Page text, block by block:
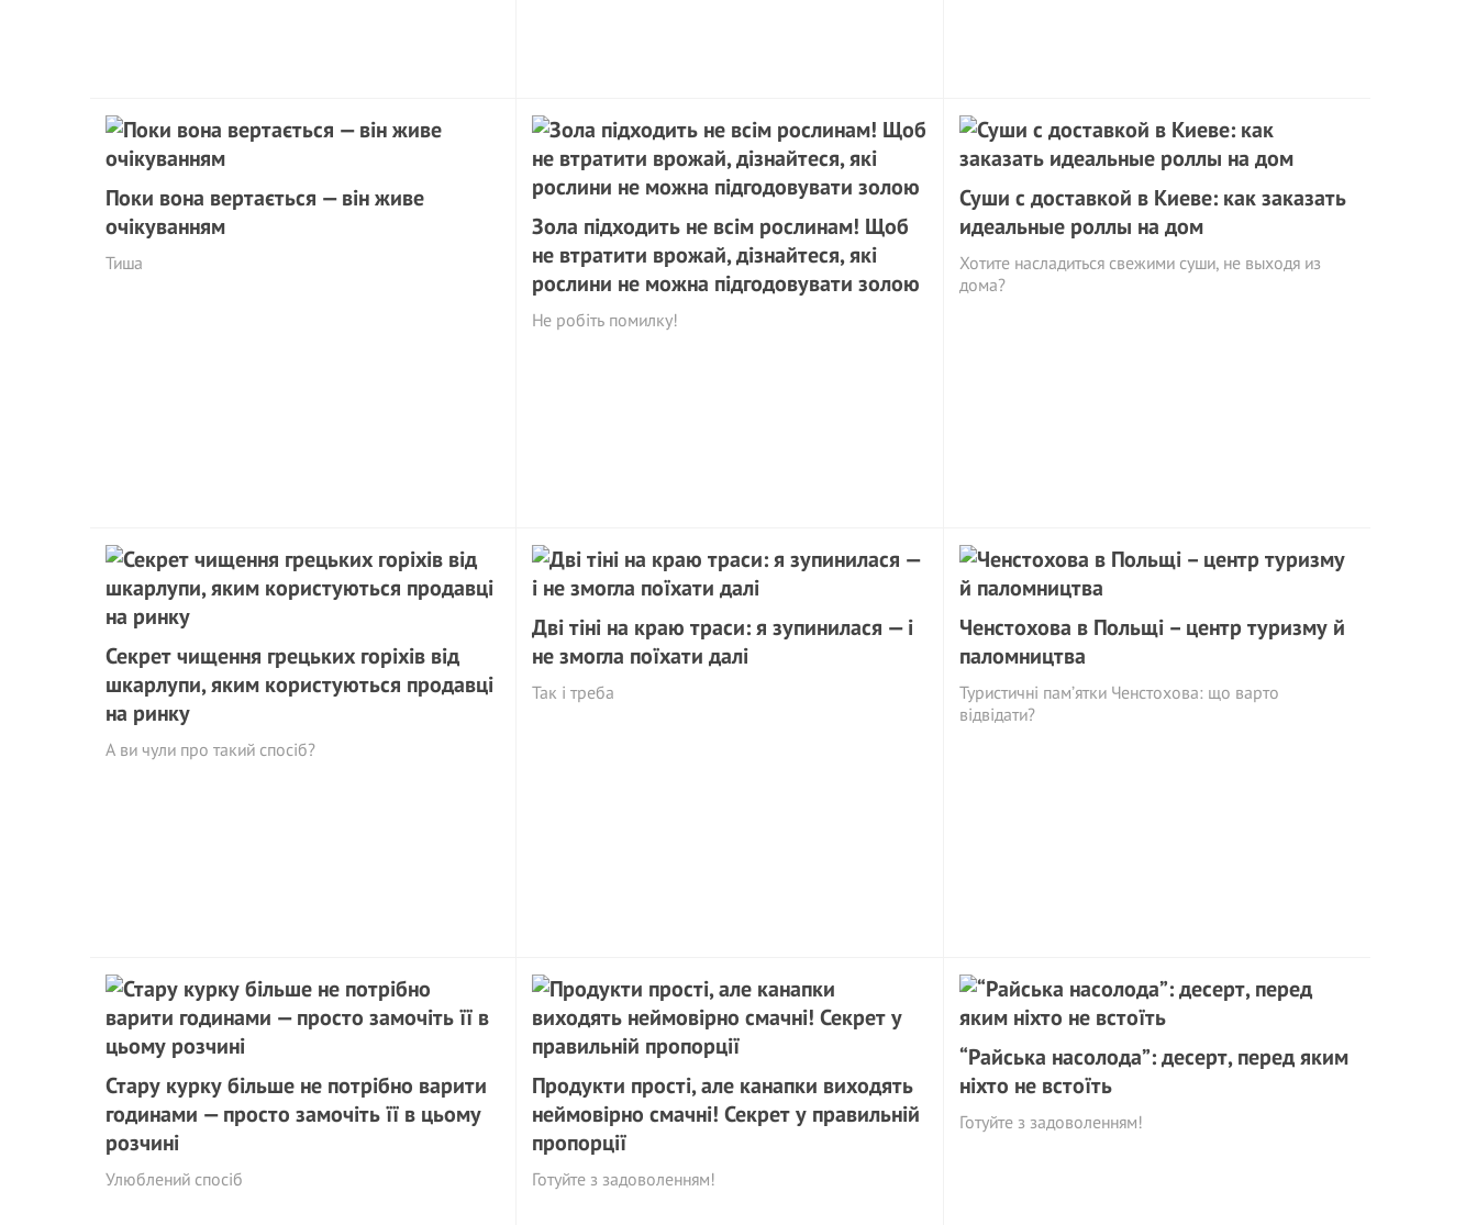
Поки вона вертається — він живе
очікуванням
Тиша
Зола підходить не всім рослинам! Щоб
не втратити врожай, дізнайтеся, які
рослини не можна підгодовувати золою
Не робіть помилку!
Суши с доставкой в Киеве: как заказать
идеальные роллы на дом
Хотите насладиться свежими суши, не выходя из
дома?
Секрет чищення грецьких горіхів від
шкарлупи, яким користуються продавці
на ринку
А ви чули про такий спосіб?
Дві тіні на краю траси: я зупинилася — і
не змогла поїхати далі
Так і треба
Ченстохова в Польщі – центр туризму й
паломництва
Туристичні пам’ятки Ченстохова: що варто
відвідати?
Стару курку більше не потрібно варити
годинами — просто замочіть її в цьому
розчині
Улюблений спосіб
Продукти прості, але канапки виходять
неймовірно смачні! Секрет у правильній
пропорції
Готуйте з задоволенням!
“Райська насолода”: десерт, перед яким
ніхто не встоїть
Готуйте з задоволенням!